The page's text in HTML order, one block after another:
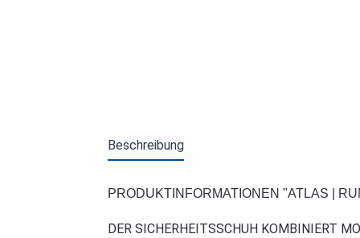
Beschreibung
PRODUKTINFORMATIONEN "ATLAS |
DER SICHERHEITSSCHUH KOMBINIERT